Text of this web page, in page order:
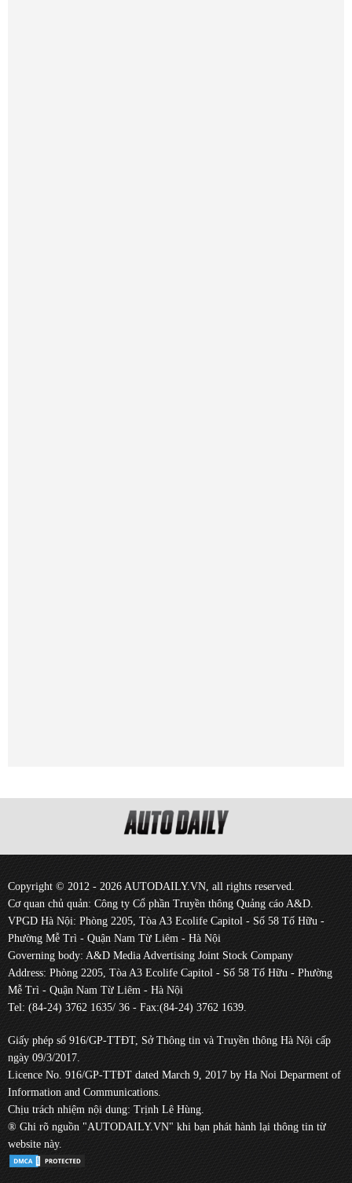
Copyright © 2012 - 2026 AUTODAILY.VN, all rights reserved.
Cơ quan chủ quản: Công ty Cổ phần Truyền thông Quảng cáo A&D.
VPGD Hà Nội: Phòng 2205, Tòa A3 Ecolife Capitol - Số 58 Tố Hữu -
Phường Mễ Trì - Quận Nam Từ Liêm - Hà Nội
Governing body: A&D Media Advertising Joint Stock Company
Address: Phòng 2205, Tòa A3 Ecolife Capitol - Số 58 Tố Hữu - Phường
Mễ Trì - Quận Nam Từ Liêm - Hà Nội
Tel: (84-24) 3762 1635/ 36 - Fax:(84-24) 3762 1639.
Giấy phép số 916/GP-TTĐT, Sở Thông tin và Truyền thông Hà Nội cấp
ngày 09/3/2017.
Licence No. 916/GP-TTĐT dated March 9, 2017 by Ha Noi Deparment of
Information and Communications.
Chịu trách nhiệm nội dung: Trịnh Lê Hùng.
® Ghi rõ nguồn "AUTODAILY.VN" khi bạn phát hành lại thông tin từ
website này.